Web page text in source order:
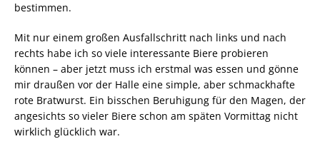
bestimmen.
Mit nur einem großen Ausfallschritt nach links und nach
rechts habe ich so viele interessante Biere probieren
können – aber jetzt muss ich erstmal was essen und gönne
mir draußen vor der Halle eine simple, aber schmackhafte
rote Bratwurst. Ein bisschen Beruhigung für den Magen, der
angesichts so vieler Biere schon am späten Vormittag nicht
wirklich glücklich war.